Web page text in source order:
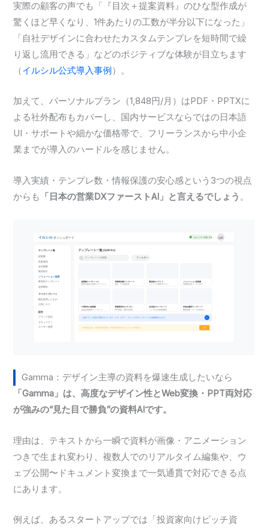
実際の顧客の声でも「『目次＋提案資料』のひな型作成が
驚くほど早くなり、1件あたりの工数が半分以下になった」
「自社デザインに合わせたカスタムテンプレを短時間で繰
り返し流用できる」などのポジティブな体験が目立ちます
（イルシル公式導入事例）。
加えて、パーソナルプラン（1,848円/月）はPDF・PPTXに
よる社外配布もカバーし、国内サービスならではの日本語
UI・サポートや細かな価格帯で、フリーランスから中小企
業までが導入のハードルを感じません。
導入実績・テンプレ数・情報保護の安心感という3つの視点
からも
「日本の営業DXファーストAI」と言えるでしょう 。
Gamma：デザイン主導の資料を爆速生成したいなら
「Gamma」は、高度なデザイン性とWeb変換・PPT両対応
が強みの“見た目で勝負”の資料AIです。
理由は、テキストから一瞬で資料が画像・アニメーション
つきで生まれ変わり、複数人でのリアルタイム編集や、ウ
ェブ公開〜ドキュメント変換まで一気通貫で対応できる点
にあります。
例えば、あるスタートアップでは「投資家向けピッチ資